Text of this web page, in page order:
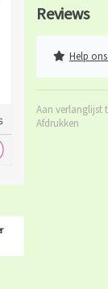
Reviews
Help
Aan verlanglijst
Afdrukken